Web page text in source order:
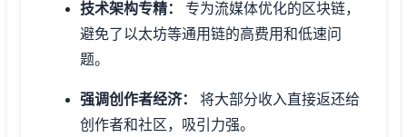
技术架构专精：
专为流媒体优化的区块链，
避免了以太坊等通用链的高费用和低速问
题。
强调创作者经济：
将大部分收入直接返还给
创作者和社区，吸引力强。